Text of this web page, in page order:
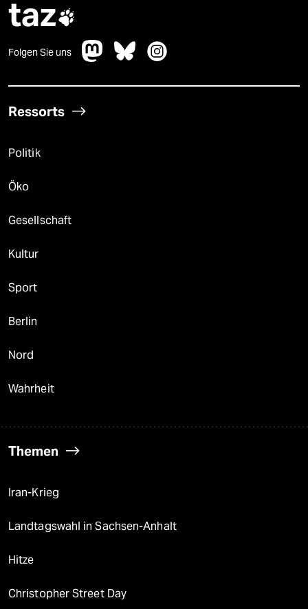
taz
Folgen Sie uns
Ressorts
Politik
Öko
Gesellschaft
Kultur
Sport
Berlin
Nord
Wahrheit
Themen
Iran-Krieg
Landtagswahl in Sachsen-Anhalt
Hitze
Christopher Street Day